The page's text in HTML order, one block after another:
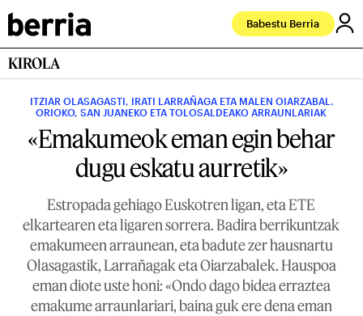
Babestu Berria
KIROLA
ITZIAR OLASAGASTI, IRATI LARRAÑAGA ETA MALEN OIARZABAL.
ORIOKO, SAN JUANEKO ETA TOLOSALDEAKO ARRAUNLARIAK
«Emakumeok eman egin behar
dugu eskatu aurretik»
Estropada gehiago Euskotren ligan, eta ETE
elkartearen eta ligaren sorrera. Badira berrikuntzak
emakumeen arraunean, eta badute zer hausnartu
Olasagastik, Larrañagak eta Oiarzabalek. Hauspoa
eman diote uste honi: «Ondo dago bidea erraztea
emakume arraunlariari, baina guk ere dena eman